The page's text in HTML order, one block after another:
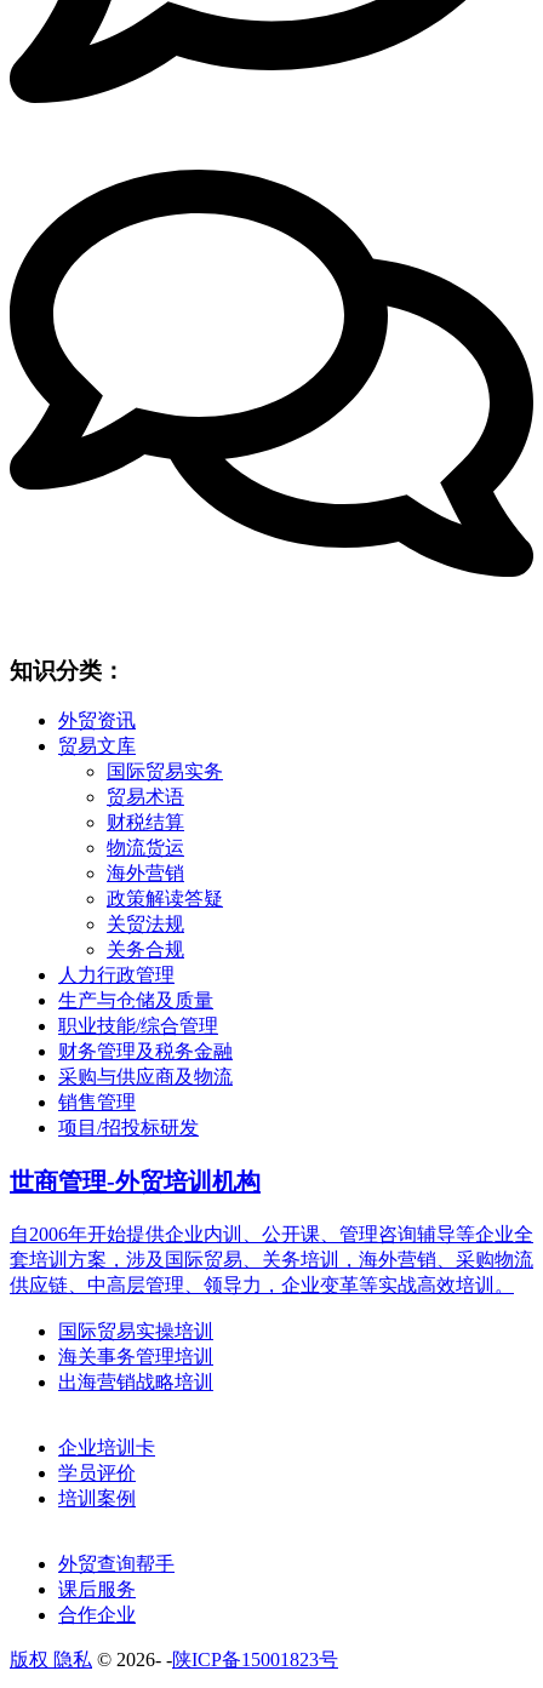
知识分类：
外贸资讯
贸易文库
国际贸易实务
贸易术语
财税结算
物流货运
海外营销
政策解读答疑
关贸法规
关务合规
人力行政管理
生产与仓储及质量
职业技能/综合管理
财务管理及税务金融
采购与供应商及物流
销售管理
项目/招投标研发
世商管理-外贸培训机构
自2006年开始提供企业内训、公开课、管理咨询辅导等企业全
套培训方案，涉及国际贸易、关务培训，海外营销、采购物流
供应链、中高层管理、领导力，企业变革等实战高效培训。
国际贸易实操培训
海关事务管理培训
出海营销战略培训
企业培训卡
学员评价
培训案例
外贸查询帮手
课后服务
合作企业
版权 隐私 © 2026- -陕ICP备15001823号